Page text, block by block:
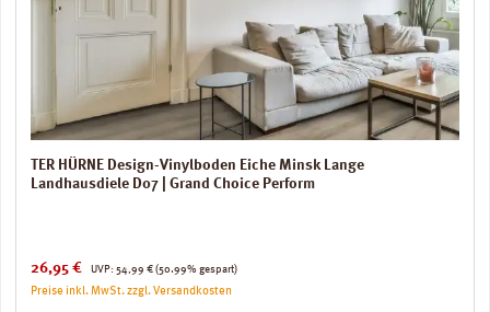
TER HÜRNE Design-Vinylboden Eiche Minsk Lange
Landhausdiele D07 | Grand Choice Perform
Verkaufspreis:
26,95 € UVP:
Regulärer Preis:
54,99 € (50.99% gespart)
Preise inkl. MwSt. zzgl. Versandkosten